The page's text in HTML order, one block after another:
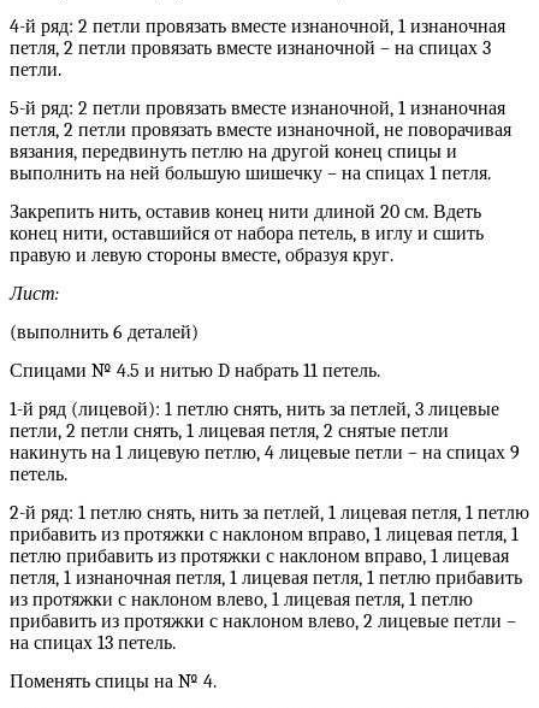
4-й ряд: 2 петли провязать вместе изнаночной, 1 изнаночная
петля, 2 петли провязать вместе изнаночной – на спицах 3
петли.
5-й ряд: 2 петли провязать вместе изнаночной, 1 изнаночная
петля, 2 петли провязать вместе изнаночной, не поворачивая
вязания, передвинуть петлю на другой конец спицы и
выполнить на ней большую шишечку – на спицах 1 петля.
Закрепить нить, оставив конец нити длиной 20 см. Вдеть
конец нити, оставшийся от набора петель, в иглу и сшить
правую и левую стороны вместе, образуя круг.
Лист:
(выполнить 6 деталей)
Спицами № 4.5 и нитью D набрать 11 петель.
1-й ряд (лицевой): 1 петлю снять, нить за петлей, 3 лицевые
петли, 2 петли снять, 1 лицевая петля, 2 снятые петли
накинуть на 1 лицевую петлю, 4 лицевые петли – на спицах 9
петель.
2-й ряд: 1 петлю снять, нить за петлей, 1 лицевая петля, 1 петлю
прибавить из протяжки с наклоном вправо, 1 лицевая петля, 1
петлю прибавить из протяжки с наклоном вправо, 1 лицевая
петля, 1 изнаночная петля, 1 лицевая петля, 1 петлю прибавить
из протяжки с наклоном влево, 1 лицевая петля, 1 петлю
прибавить из протяжки с наклоном влево, 2 лицевые петли –
на спицах 13 петель.
Поменять спицы на № 4.